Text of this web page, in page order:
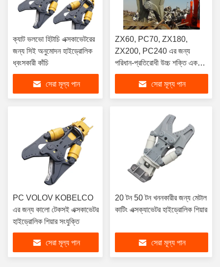
ক্যাট ভলভো হিটাচি এক্সকাভেটরের
জন্য সিই অনুমোদন হাইড্রোলিক
ধ্বংসকারী কাঁচি
সেরা মূল্য পান
ZX60, PC70, ZX180,
ZX200, PC240 এর জন্য
পরিধান-প্রতিরোধী উচ্চ শক্তি একক
সিলিন্ডার শিয়ার
সেরা মূল্য পান
PC VOLOV KOBELCO
এর জন্য কালো টেকসই এক্সকাভেটর
হাইড্রোলিক শিয়ার সংযুক্তি
সেরা মূল্য পান
20 টন 50 টন খননকারীর জন্য মেটাল
কাটিং এক্সক্যাভেটর হাইড্রোলিক শিয়ার
সেরা মূল্য পান